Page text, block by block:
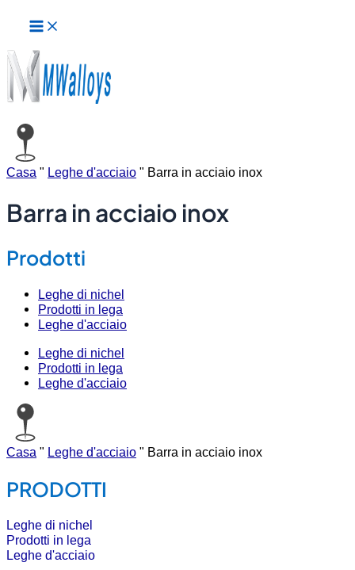
contenuto
principale
Casa " Leghe d'acciaio " Barra in acciaio inox
Barra in acciaio inox
Prodotti
Leghe di nichel
Prodotti in lega
Leghe d'acciaio
Leghe di nichel
Prodotti in lega
Leghe d'acciaio
Casa " Leghe d'acciaio " Barra in acciaio inox
PRODOTTI
Leghe di nichel
Prodotti in lega
Leghe d'acciaio